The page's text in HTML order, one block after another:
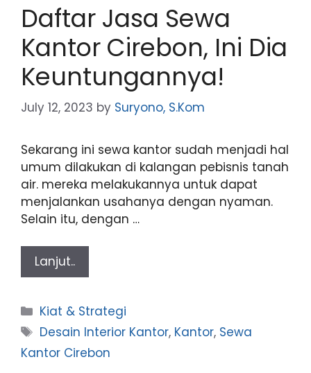
Daftar Jasa Sewa
Kantor Cirebon, Ini Dia
Keuntungannya!
July 12, 2023 by Suryono, S.Kom
Sekarang ini sewa kantor sudah menjadi hal
umum dilakukan di kalangan pebisnis tanah
air. mereka melakukannya untuk dapat
menjalankan usahanya dengan nyaman.
Selain itu, dengan …
Lanjut..
Categories
Kiat & Strategi
Tags
Desain Interior Kantor, Kantor, Sewa
Kantor Cirebon